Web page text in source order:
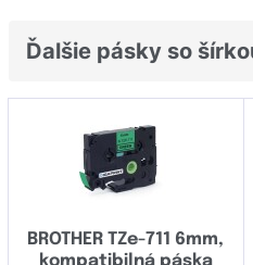
Ďalšie pásky so
BROTHER TZe-711 6mm,
kompatibilná páska